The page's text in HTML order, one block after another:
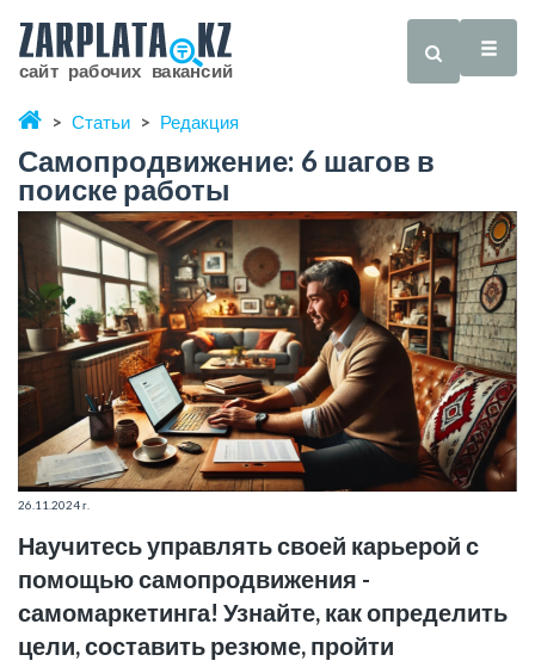
Статьи Редакция
Самопродвижение: 6 шагов в
поиске работы
26.11.2024 г.
Научитесь управлять своей карьерой с
помощью самопродвижения -
самомаркетинга! Узнайте, как определить
цели, составить резюме, пройти